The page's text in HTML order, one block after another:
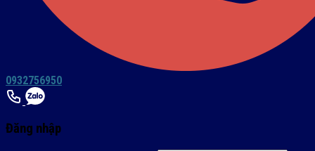
0932756950
Đăng nhập